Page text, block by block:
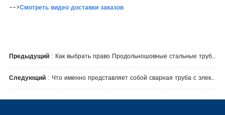
-->Смотреть видео доставки заказов
Предыдущий: Как выбрать право Продольношовные стальные трубы производителя для вашего проекта?
Следующий: Что именно представляет собой сварная труба с электрическим слиянием?